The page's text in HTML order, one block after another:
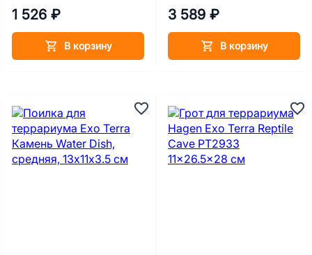
1 526 ₽
В корзину
3 589 ₽
В корзину